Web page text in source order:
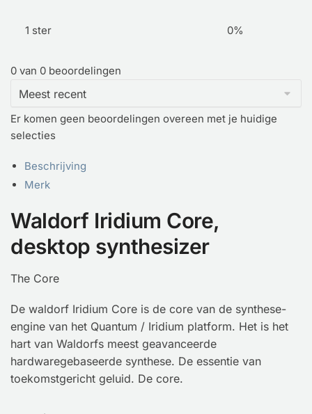
1 ster 0%
0 van 0 beoordelingen
Er komen geen beoordelingen overeen met je huidige
selecties
Beschrijving
Merk
Waldorf Iridium Core,
desktop synthesizer
The Core
De waldorf Iridium Core is de core van de synthese-
engine van het Quantum / Iridium platform. Het is het
hart van Waldorfs meest geavanceerde
hardwaregebaseerde synthese. De essentie van
toekomstgericht geluid. De core.